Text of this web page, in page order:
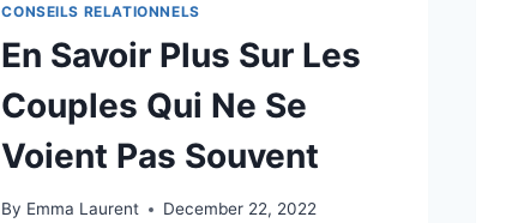
CONSEILS RELATIONNELS
En Savoir Plus Sur Les
Couples Qui Ne Se
Voient Pas Souvent
By Emma Laurent December 22, 2022